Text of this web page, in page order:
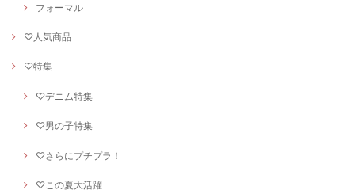
フォーマル
♡人気商品
♡特集
♡デニム特集
♡男の子特集
♡さらにプチプラ！
♡この夏大活躍